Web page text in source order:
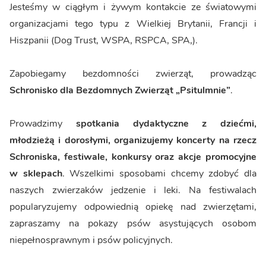
Jesteśmy w ciągłym i żywym kontakcie ze światowymi
organizacjami tego typu z Wielkiej Brytanii, Francji i
Hiszpanii (Dog Trust, WSPA, RSPCA, SPA,).
Zapobiegamy bezdomności zwierząt, prowadząc
Schronisko dla Bezdomnych Zwierząt „Psitulmnie”.
Prowadzimy spotkania dydaktyczne z dziećmi,
młodzieżą i dorosłymi, organizujemy koncerty na rzecz
Schroniska, festiwale, konkursy oraz akcje promocyjne
w sklepach. Wszelkimi sposobami chcemy zdobyć dla
naszych zwierzaków jedzenie i leki. Na festiwalach
popularyzujemy odpowiednią opiekę nad zwierzętami,
zapraszamy na pokazy psów asystujących osobom
niepełnosprawnym i psów policyjnych.